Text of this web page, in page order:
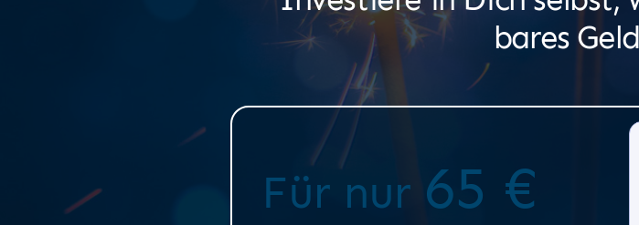
bares
Für nur 65 €